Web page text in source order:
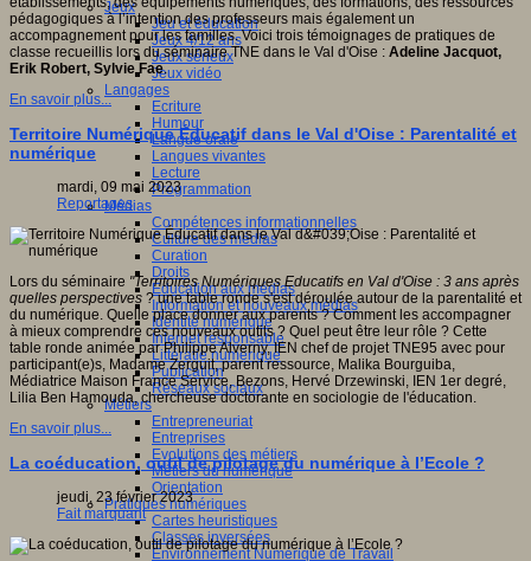
Jeux
Jeu et éducation
Jeux 4/12 ans
Jeux sérieux
Jeux vidéo
Langages
Ecriture
Humour
Langue orale
Langues vivantes
Lecture
Programmation
Médias
Compétences informationnelles
Culture des médias
Curation
Droits
Education aux médias
Information et nouveaux médias
Identité numérique
Internet responsable
Littératie numérique
Publication
Réseaux sociaux
Métiers
Entrepreneuriat
Entreprises
Evolutions des métiers
Métiers du numérique
Orientation
Pratiques numériques
Cartes heuristiques
Classes inversées
Environnement Numérique de Travail
pédagogiques à l’intention des professeurs mais également un
accompagnement pour les familles. Voici trois témoignages de pratiques de
classe recueillis lors du séminaire TNE dans le Val d'Oise : Adeline Jacquot,
Erik Robert, Sylvie Fae.
En savoir plus...
Territoire Numérique Éducatif dans le Val d'Oise : Parentalité et
numérique
mardi, 09 mai 2023
Reportages
Lors du séminaire "Territoires Numériques Educatifs en Val d'Oise : 3 ans après
quelles perspectives ? une table ronde s'est déroulée autour de la parentalité et
du numérique. Quelle place donner aux parents ? Comment les accompagner
à mieux comprendre ces nouveaux outils ? Quel peut être leur rôle ? Cette
table ronde animée par Philippe Alverny, IEN chef de projet TNE95 avec pour
participant(e)s, Madame Zerguit, parent ressource, Malika Bourguiba,
Médiatrice Maison France Service, Bezons, Hervé Drzewinski, IEN 1er degré,
Lilia Ben Hamouda, chercheuse doctorante en sociologie de l'éducation.
En savoir plus...
La coéducation, outil de pilotage du numérique à l’Ecole ?
jeudi, 23 février 2023
Fait marquant